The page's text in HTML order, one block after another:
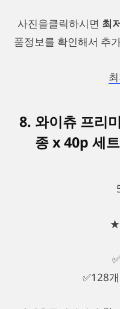
사진을클릭하시면 최
품정보를 확인해서 추
8. 와이츄 프리
종 x 40p 세
✅128